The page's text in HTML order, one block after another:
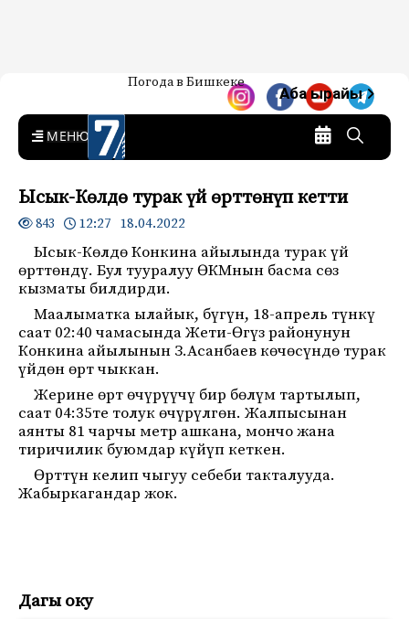
7-канал. Жаңылыктар —
Кыргызстан
Жаңылыктар — Кыргызстан
Погода в Бишкеке
Аба ырайы
MENU
Ысык-Көлдө турак үй өрттөнүп кетти
843 12:27 18.04.2022
Ысык-Көлдө Конкина айылында турак үй
өрттөндү. Бул тууралуу ӨКМнын басма сөз
кызматы билдирди.
Маалыматка ылайык, бүгүн, 18-апрель түнкү
саат 02:40 чамасында Жети-Өгүз районунун
Конкина айылынын З.Асанбаев көчөсүндө турак
үйдөн өрт чыккан.
Жерине өрт өчүрүүчү бир бөлүм тартылып,
саат 04:35те толук өчүрүлгөн. Жалпысынан
аянты 81 чарчы метр ашкана, мончо жана
тиричилик буюмдар күйүп кеткен.
Өрттүн келип чыгуу себеби такталууда.
Жабыркагандар жок.
Дагы оку